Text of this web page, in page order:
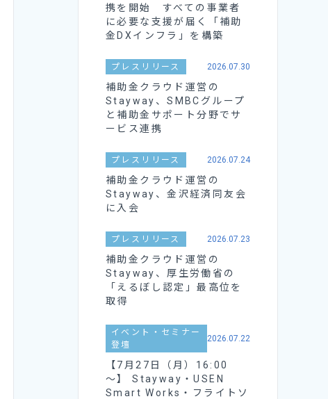
携を開始 すべての事業者
に必要な支援が届く「補助
金DXインフラ」を構築
プレスリリース 2026.07.30
補助金クラウド運営の
Stayway、SMBCグループ
と補助金サポート分野でサ
ービス連携
プレスリリース 2026.07.24
補助金クラウド運営の
Stayway、金沢経済同友会
に入会
プレスリリース 2026.07.23
補助金クラウド運営の
Stayway、厚生労働省の
「えるぼし認定」最高位を
取得
イベント・セミナー
登壇
2026.07.22
【7月27日（月）16:00
～】 Stayway・USEN
Smart Works・フライトソ